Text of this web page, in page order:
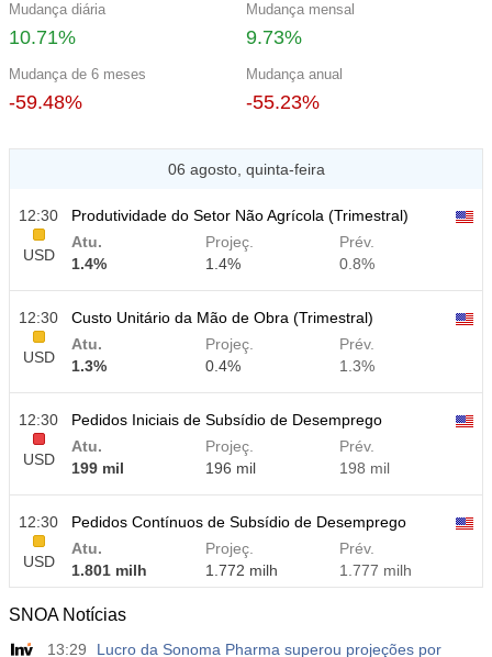
Mudança diária
10.71%
Mudança mensal
9.73%
Mudança de 6 meses
-59.48%
Mudança anual
-55.23%
06 agosto, quinta-feira
12:30
USD
Produtividade do Setor Não Agrícola (Trimestral)
Atu.
1.4%
Projeç.
1.4%
Prév.
0.8%
12:30
USD
Custo Unitário da Mão de Obra (Trimestral)
Atu.
1.3%
Projeç.
0.4%
Prév.
1.3%
12:30
USD
Pedidos Iniciais de Subsídio de Desemprego
Atu.
199 mil
Projeç.
196 mil
Prév.
198 mil
12:30
USD
Pedidos Contínuos de Subsídio de Desemprego
Atu.
1.801 milh
Projeç.
1.772 milh
Prév.
1.777 milh
SNOA Notícias
13:29
Lucro da Sonoma Pharma superou projeções por